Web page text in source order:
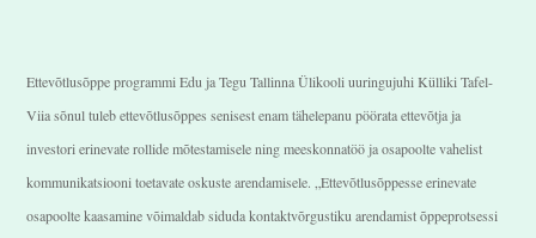
Ettevõtlusõppe programmi Edu ja Tegu Tallinna Ülikooli uuringujuhi Külliki Tafel-
Viia sõnul tuleb ettevõtlusõppes senisest enam tähelepanu pöörata ettevõtja ja
investori erinevate rollide mõtestamisele ning meeskonnatöö ja osapoolte vahelist
kommunikatsiooni toetavate oskuste arendamisele. „Ettevõtlusõppesse erinevate
osapoolte kaasamine võimaldab siduda kontaktvõrgustiku arendamist õppeprotsessi